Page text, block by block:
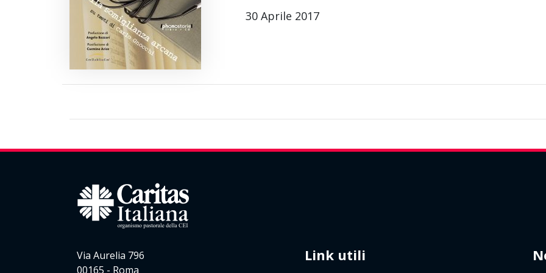
30 Aprile 2017
Via Aurelia 796
00165 - Roma
Link utili